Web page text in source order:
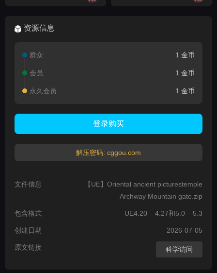
Nature (Pine Forest, Trees,
资源信息
群众 1 金币
会员 1 金币
永久会员 1 金币
登录购买
解压密码: cggou.com
文件信息
【UE】Oriental ancient picturestemple
Archway Mountain gate.zip
包含格式 UE4.20 – 4.27和5.0 – 5.3
创建日期 2026-07-05
原文链接 科学访问